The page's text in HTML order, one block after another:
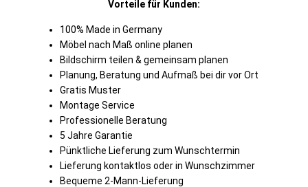
Vorteile für Kunden:
100% Made in Germany
Möbel nach Maß online planen
Bildschirm teilen & gemeinsam planen
Planung, Beratung und Aufmaß bei dir vor Ort
Gratis Muster
Montage Service
Professionelle Beratung
5 Jahre Garantie
Pünktliche Lieferung zum Wunschtermin
Lieferung kontaktlos oder in Wunschzimmer
Bequeme 2-Mann-Lieferung